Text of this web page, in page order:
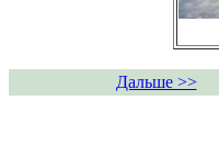
Дальше >>